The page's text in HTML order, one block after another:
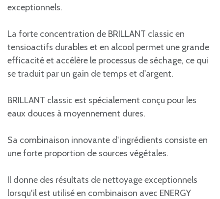
exceptionnels.
La forte concentration de BRILLANT classic en
tensioactifs durables et en alcool permet une grande
efficacité et accélère le processus de séchage, ce qui
se traduit par un gain de temps et d'argent.
BRILLANT classic est spécialement conçu pour les
eaux douces à moyennement dures.
Sa combinaison innovante d'ingrédients consiste en
une forte proportion de sources végétales.
Il donne des résultats de nettoyage exceptionnels
lorsqu'il est utilisé en combinaison avec ENERGY